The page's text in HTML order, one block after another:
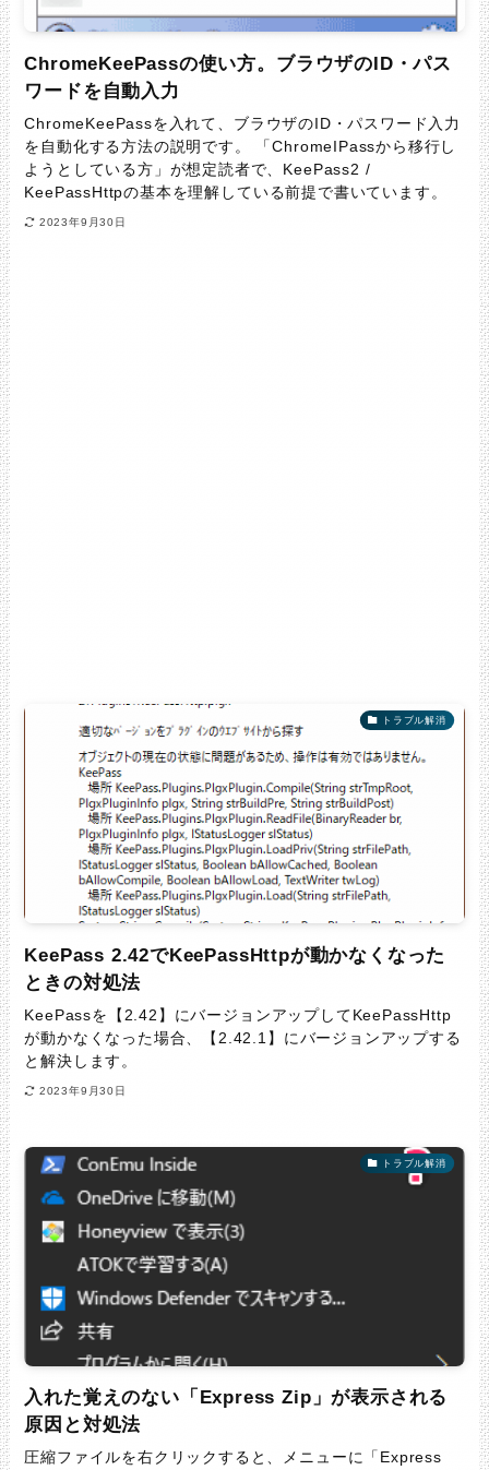
ChromeKeePassの使い方。ブラウザのID・パス
ワードを自動入力
ChromeKeePassを入れて、ブラウザのID・パスワード入力
を自動化する方法の説明です。 「ChromeIPassから移行し
ようとしている方」が想定読者で、KeePass2 /
KeePassHttpの基本を理解している前提で書いています。
2023年9月30日
トラブル解消
KeePass 2.42でKeePassHttpが動かなくなった
ときの対処法
KeePassを【2.42】にバージョンアップしてKeePassHttp
が動かなくなった場合、【2.42.1】にバージョンアップする
と解決します。
2023年9月30日
トラブル解消
入れた覚えのない「Express Zip」が表示される
原因と対処法
圧縮ファイルを右クリックすると、メニューに「Express